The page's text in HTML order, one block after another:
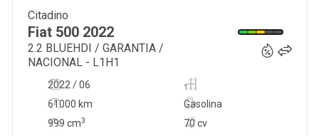
Citadino
Fiat 500 2022
2.2 BLUEHDI / GARANTIA /
NACIONAL - L1H1
2022 / 06
-
61000 km
70 cv
Gasolina
999 cm3